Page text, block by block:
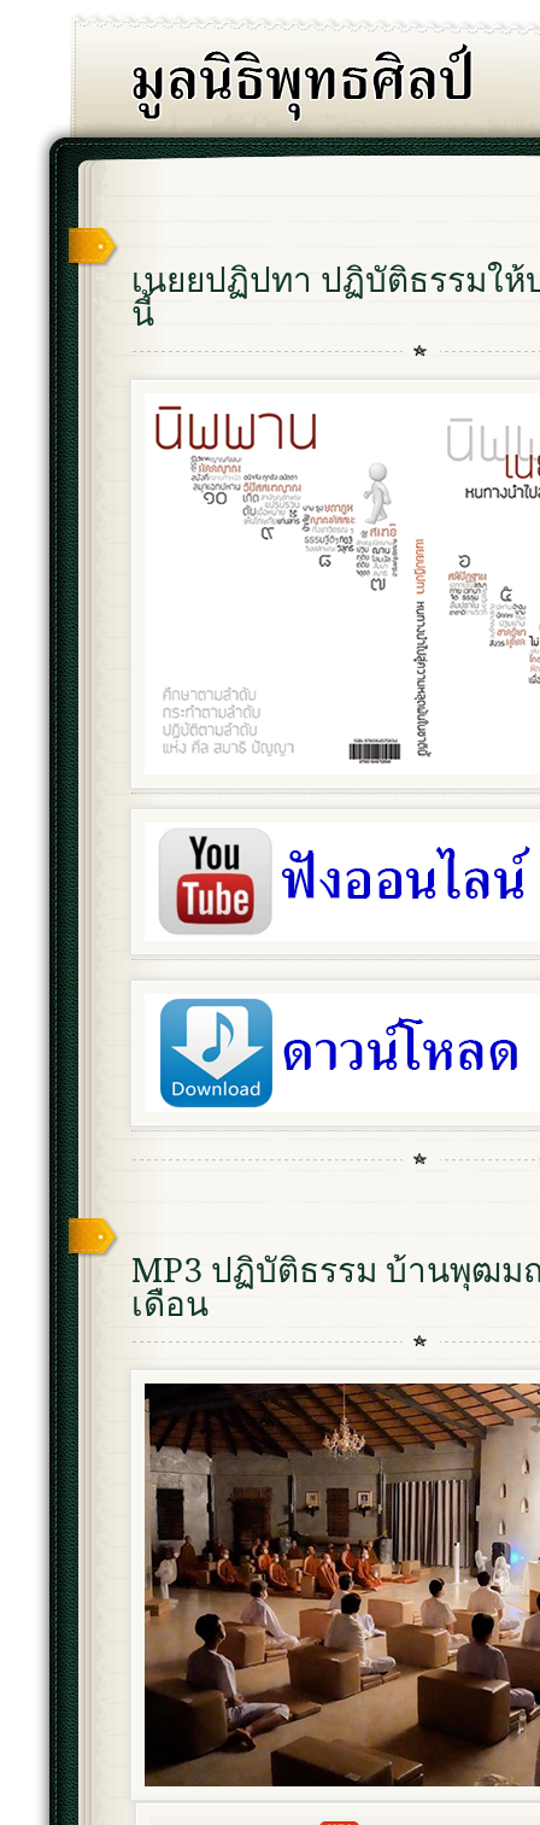
เนยยปฏิปทา ปฏิบัติธรรมให้
นี้
MP3 ปฏิบัติธรรม บ้านพุฒ
เดือน